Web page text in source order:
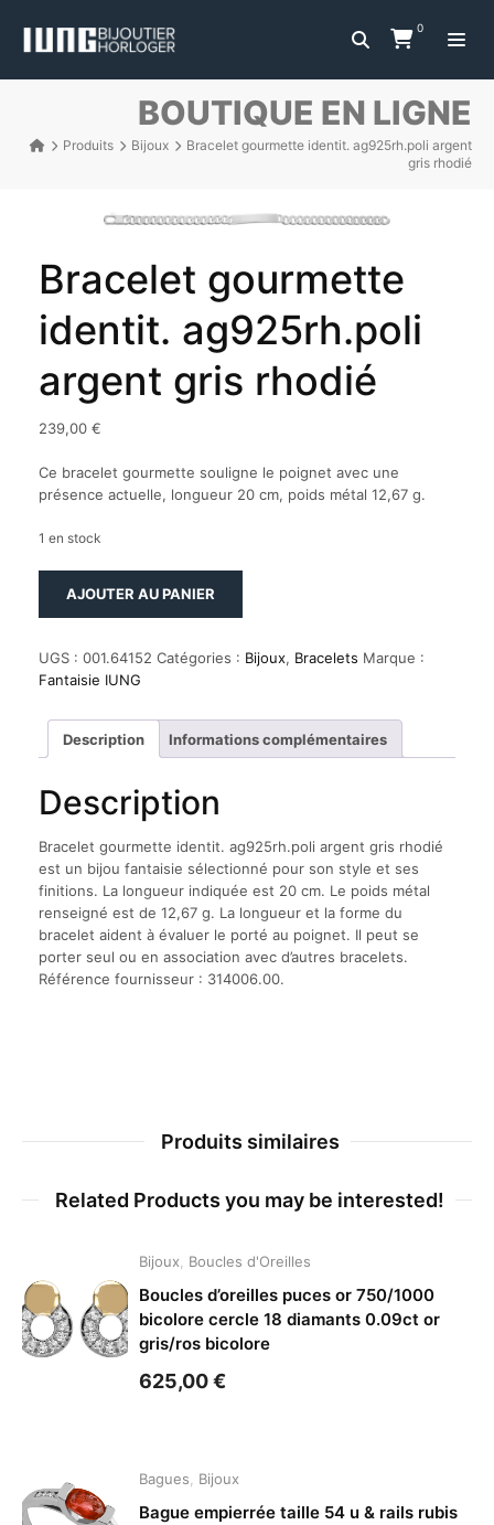
0
BOUTIQUE EN LIGNE
Produits Bijoux
Bracelet gourmette identit. ag925rh.poli argent
gris rhodié
Bracelet gourmette
identit. ag925rh.poli
argent gris rhodié
239,00 €
Ce bracelet gourmette souligne le poignet avec une
présence actuelle, longueur 20 cm, poids métal 12,67 g.
1 en stock
identit.
ag925rh.poli
gris
rhodié
AJOUTER AU PANIER
UGS : 001.64152 Catégories : Bijoux, Bracelets Marque :
Fantaisie IUNG
Description Informations complémentaires
Description
Bracelet gourmette identit. ag925rh.poli argent gris rhodié
est un bijou fantaisie sélectionné pour son style et ses
finitions. La longueur indiquée est 20 cm. Le poids métal
renseigné est de 12,67 g. La longueur et la forme du
bracelet aident à évaluer le porté au poignet. Il peut se
porter seul ou en association avec d’autres bracelets.
Référence fournisseur : 314006.00.
Produits similaires
Related Products you may be interested!
Bijoux Boucles d'Oreilles
Boucles d’oreilles puces or 750/1000
bicolore cercle 18 diamants 0.09ct or
gris/ros bicolore
625,00€
Bagues Bijoux
Bague empierrée taille 54 u & rails rubis